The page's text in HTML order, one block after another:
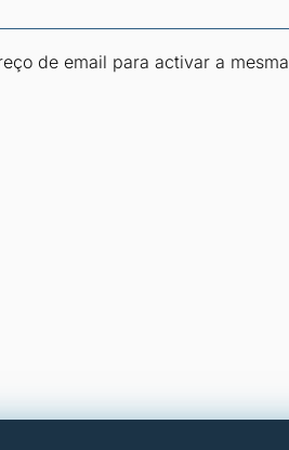
de email para activar a mesma